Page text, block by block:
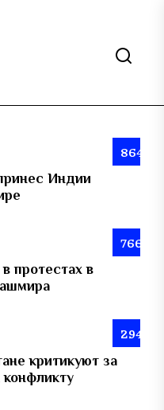
864
Индии
766
протестах в
294
критикуют за